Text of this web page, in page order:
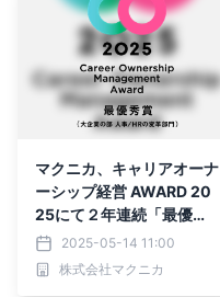
マクニカ、キャリアオーナ
ーシップ経営 AWARD 20
25にて２年連続「最優秀
賞」を受賞
2025-05-14 11:00
株式会社マクニカ